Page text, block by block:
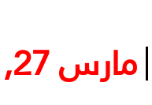
مارس 27, 2023